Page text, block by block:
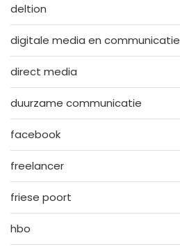
deltion
digitale media en communicatie
direct media
duurzame communicatie
facebook
freelancer
friese poort
hbo